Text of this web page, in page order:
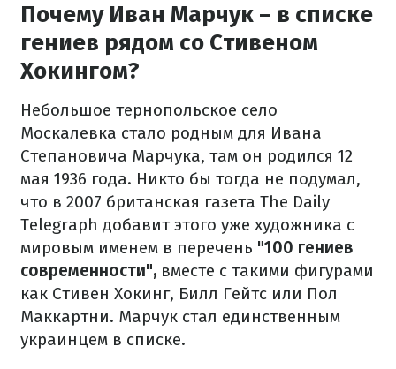
Почему Иван Марчук – в списке
гениев рядом со Стивеном
Хокингом?
Небольшое тернопольское село
Москалевка стало родным для Ивана
Степановича Марчука, там он родился 12
мая 1936 года. Никто бы тогда не подумал,
что в 2007 британская газета The Daily
Telegraph добавит этого уже художника с
мировым именем в перечень "100 гениев
современности", вместе с такими фигурами
как Стивен Хокинг, Билл Гейтс или Пол
Маккартни. Марчук стал единственным
украинцем в списке.